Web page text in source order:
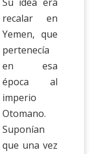
recalar en
Yemen, que
pertenecía
en esa
época al
imperio
Otomano.
Suponían
que una vez